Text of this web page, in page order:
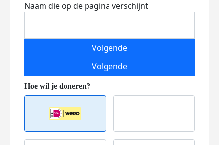
Naam die op de pagina verschijnt
Volgende
Volgende